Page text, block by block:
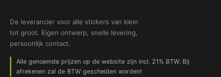
De leverancier voor alle stickers van klein
tot groot. Eigen ontwerp, snelle levering,
persoonlijk contact.
Alle genoemde prijzen op de website zijn incl. 21% BTW. Bij
afrekenen zal de BTW gescheiden worden!